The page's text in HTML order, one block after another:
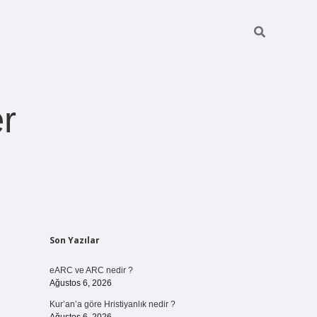
Sidebar
Son Yazılar
eARC ve ARC nedir ?
Ağustos 6, 2026
Kur’an’a göre Hristiyanlık nedir ?